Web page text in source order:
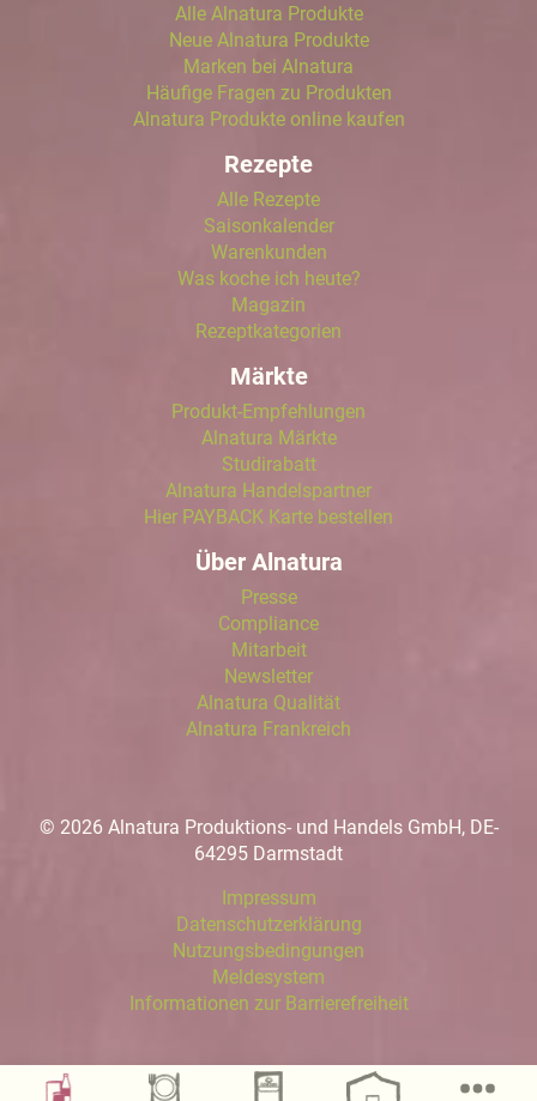
Alle Alnatura Produkte
Neue Alnatura Produkte
Marken bei Alnatura
Häufige Fragen zu Produkten
Alnatura Produkte online kaufen
Rezepte
Alle Rezepte
Saisonkalender
Warenkunden
Was koche ich heute?
Magazin
Rezeptkategorien
Märkte
Produkt-Empfehlungen
Alnatura Märkte
Studirabatt
Alnatura Handelspartner
Hier PAYBACK Karte bestellen
Über Alnatura
Presse
Compliance
Mitarbeit
Newsletter
Alnatura Qualität
Alnatura Frankreich
© 2026 Alnatura Produktions- und Handels GmbH, DE-
64295 Darmstadt
Impressum
Datenschutzerklärung
Nutzungsbedingungen
Meldesystem
Informationen zur Barrierefreiheit